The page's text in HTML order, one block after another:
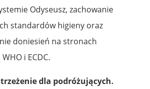
Odyseusz, zachowanie
standardów higieny oraz
doniesień na stronach
i ECDC.
dla podróżujących.